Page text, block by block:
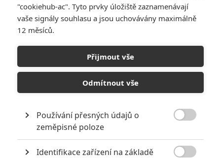
PŘIDAT NOVÝ KOMENTÁŘ
Pro psaní komentářů, se přihlašte.
*/10
Nerecenzováno
*/10
Zatím nehodnoceno
"cookiehub-ac". Tyto prvky úložiště zaznamenávají
vaše signály souhlasu a jsou uchovávány maximálně
12 měsíců.
Přijmout vše
Odmítnout vše
Používání přesných údajů o
zeměpisné poloze
Identifikace zařízení na základě